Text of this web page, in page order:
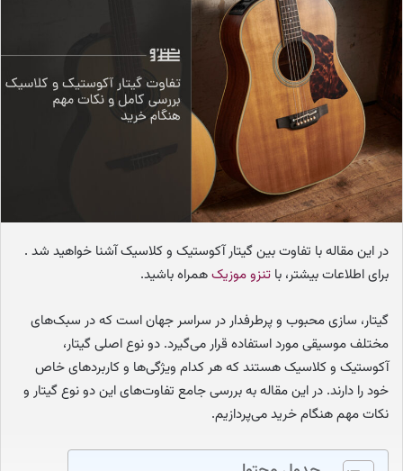
ل
ب
ه
ا
ی
م
ی
در این مقاله با تفاوت بین گیتار آکوستیک و کلاسیک آشنا خواهید شد .
برای اطلاعات بیشتر، با تنزو موزیکهمراه باشید.
گیتار، سازی محبوب و پرطرفدار در سراسر جهان است که در سبک‌های
مختلف موسیقی مورد استفاده قرار می‌گیرد. دو نوع اصلی گیتار،
آکوستیک و کلاسیک هستند که هر کدام ویژگی‌ها و کاربردهای خاص
خود را دارند. در این مقاله به بررسی جامع تفاوت‌های این دو نوع گیتار و
نکات مهم هنگام خرید می‌پردازیم.